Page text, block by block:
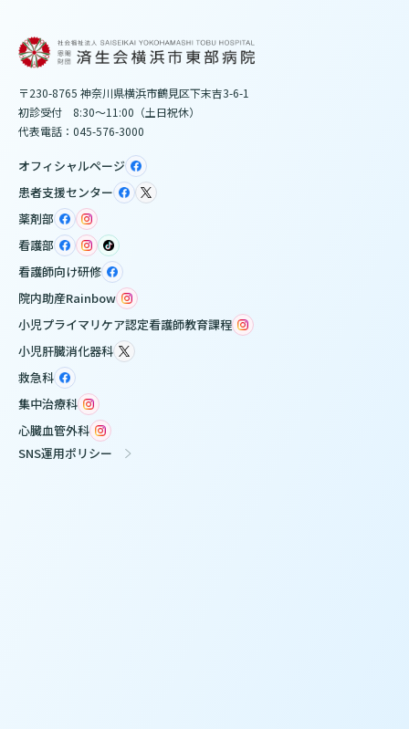
〒230-8765 神奈川県横浜市鶴見区下末吉3-6-1
初診受付 8:30～11:00（土日祝休）
代表電話：045-576-3000
オフィシャルページ
患者支援センター
薬剤部
看護部
看護師向け研修
院内助産Rainbow
小児プライマリケア認定看護師教育課程
小児肝臓消化器科
救急科
集中治療科
心臓血管外科
SNS運用ポリシー